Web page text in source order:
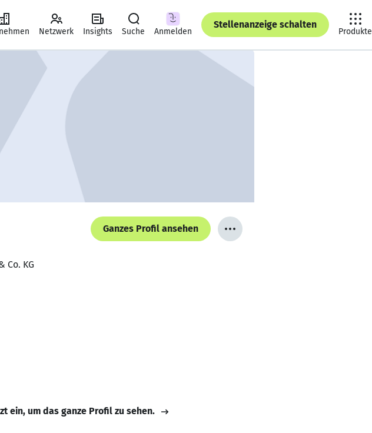
Netzwerk Insights Suche Anmelden
Stellenanzeige schalten
Produkte
Ganzes Profil ansehen
Co. KG
ein, um das ganze Profil zu sehen.